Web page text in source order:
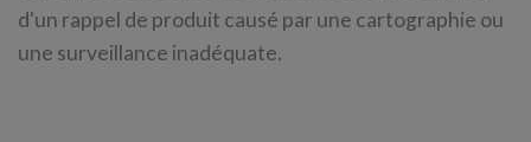
d'un rappel de produit causé par une cartographie ou
une surveillance inadéquate.